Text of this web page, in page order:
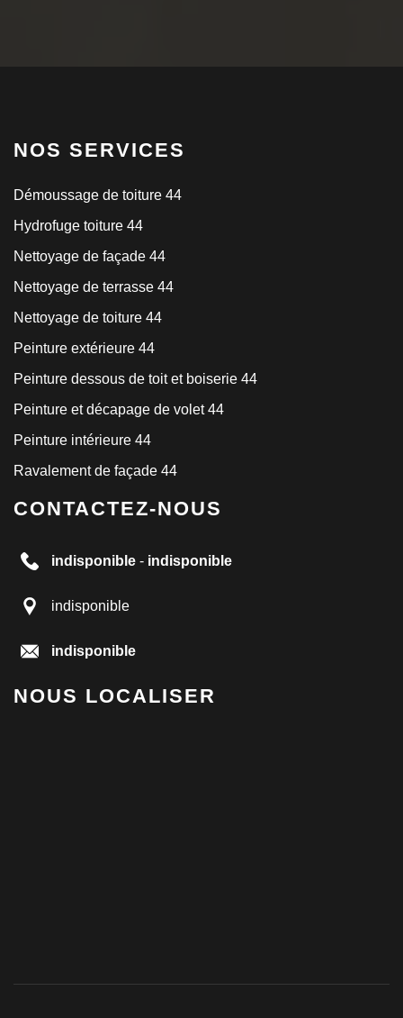
NOS SERVICES
Démoussage de toiture 44
Hydrofuge toiture 44
Nettoyage de façade 44
Nettoyage de terrasse 44
Nettoyage de toiture 44
Peinture extérieure 44
Peinture dessous de toit et boiserie 44
Peinture et décapage de volet 44
Peinture intérieure 44
Ravalement de façade 44
CONTACTEZ-NOUS
indisponible - indisponible
indisponible
indisponible
NOUS LOCALISER